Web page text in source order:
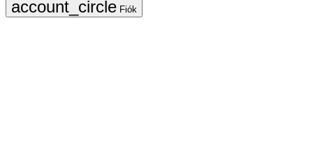
Fiók